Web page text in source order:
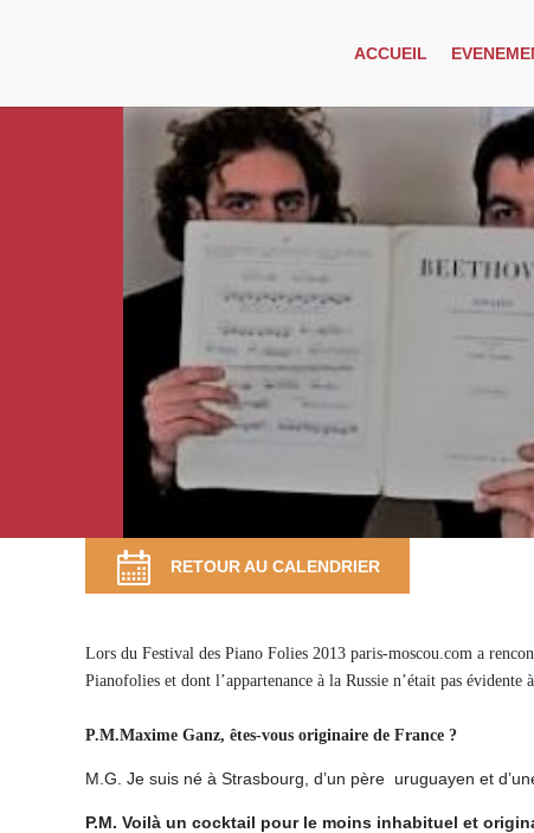
ACCUEIL
RETOUR AU CALENDRIER
Lors du Festival des Piano Folies 2013 paris-moscou.com a
Pianofolies et dont l’appartenance à la Russie n’était pas
P.M.Maxime Ganz, êtes-vous originaire de France ?
M.G. Je suis né à Strasbourg, d’un père uruguayen et
P.M. Voilà un cocktail pour le moins inhabituel et